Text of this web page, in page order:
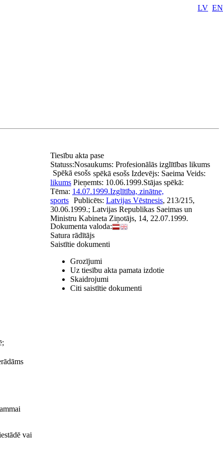
LV EN
vai
Tiesību akta pase
Nosaukums: Profesionālās izglītības likums
Statuss:
Spēkā esošs spēkā esošs Izdevējs: Saeima Veids:
likums Pieņemts: 10.06.1999.Stājas spēkā:
14.07.1999.
Tēma:
Izglītība, zinātne,
sports Publicēts: Latvijas Vēstnesis, 213/215,
30.06.1999.; Latvijas Republikas Saeimas un
Ministru Kabineta Ziņotājs, 14, 22.07.1999.
Dokumenta valoda:
Satura rādītājs
Saistītie dokumenti
Grozījumi
Uz tiesību akta pamata izdotie
Skaidrojumi
Citi saistītie dokumenti